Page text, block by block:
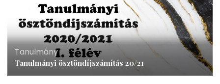
Tanulmány
Tanulmányi ösztöndíjszámítás 20/21